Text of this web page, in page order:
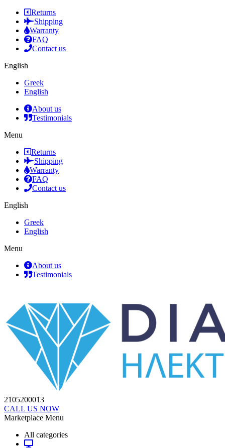
Returns
Shipping
Warranty
FAQ
Contact us
English
Greek
English
About us
Testimonials
Menu
Returns
Shipping
Warranty
FAQ
Contact us
English
Greek
English
Menu
About us
Testimonials
2105200013
CALL US NOW
Marketplace Menu
All categories